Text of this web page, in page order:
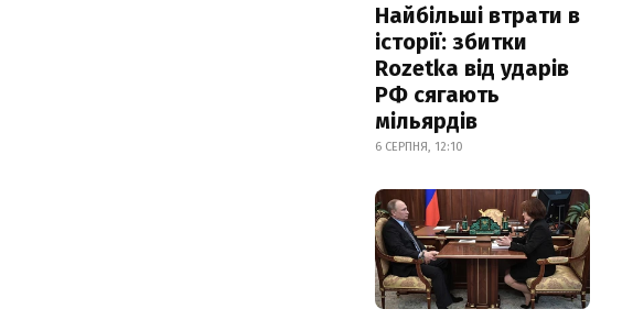
Найбільші втрати в
історії: збитки
Rozetka від ударів
РФ сягають
мільярдів
6 СЕРПНЯ, 12:10